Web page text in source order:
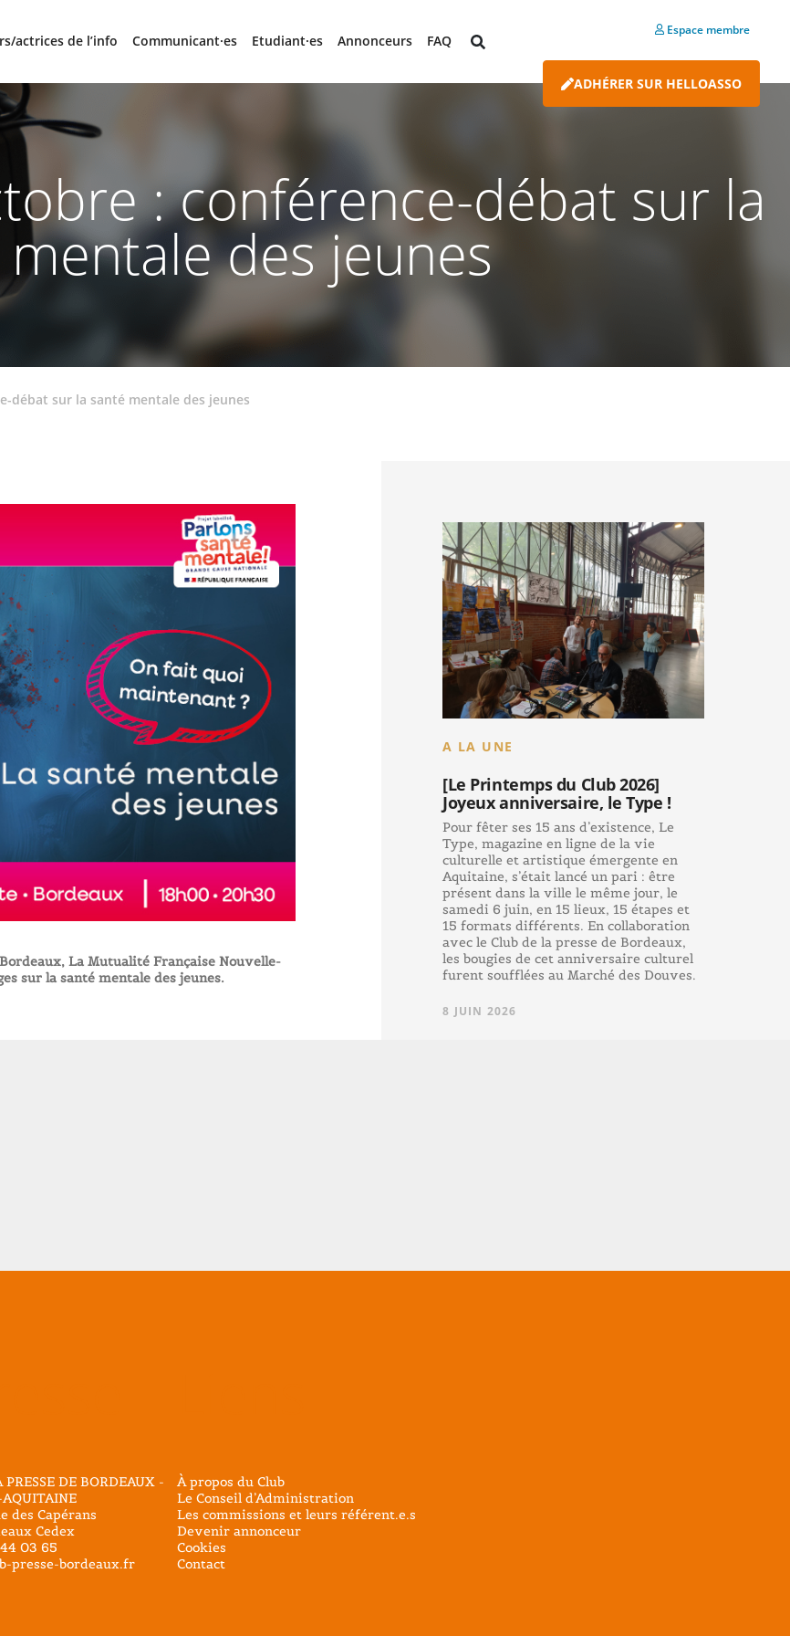
actrices de l’info Communicant·es Etudiant·es Annonceurs FAQ
Espace membre
ADHÉRER SUR HELLOASSO
: conférence-débat sur la
des jeunes
débat sur la santé mentale des jeunes
La Mutualité Française Nouvelle-
sur la santé mentale des jeunes.
A LA UNE
[Le Printemps du Club 2026]
Joyeux anniversaire, le Type !
Pour fêter ses 15 ans d’existence, Le
Type, magazine en ligne de la vie
culturelle et artistique émergente en
Aquitaine, s’était lancé un pari : être
présent dans la ville le même jour, le
samedi 6 juin, en 15 lieux, 15 étapes et
15 formats différents. En collaboration
avec le Club de la presse de Bordeaux,
les bougies de cet anniversaire culturel
furent soufflées au Marché des Douves.
8 JUIN 2026
DE BORDEAUX -
des Capérans
Cedex
03 65
presse-bordeaux.fr
À propos du Club
Le Conseil d’Administration
Les commissions et leurs référent.e.s
Devenir annonceur
Cookies
Contact